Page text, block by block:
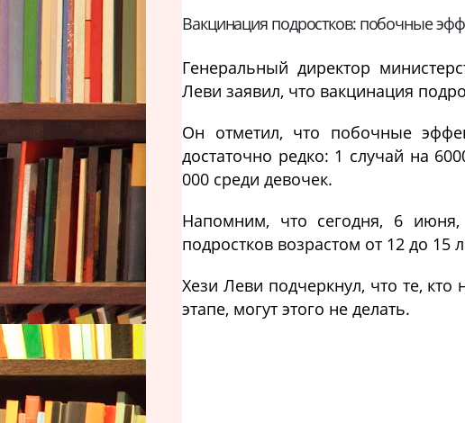
Вакцинация подростков: побочные
Генеральный директор
Леви заявил, что вакцинация
Он отметил, что побочные
достаточно редко: 1 случай на
000 среди девочек.
Напомним, что сегодня, 6 июня,
подростков возрастом от 12 до 15
Хези Леви подчеркнул, что те,
этапе, могут этого не делать.